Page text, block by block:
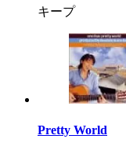
キープ
Pretty World